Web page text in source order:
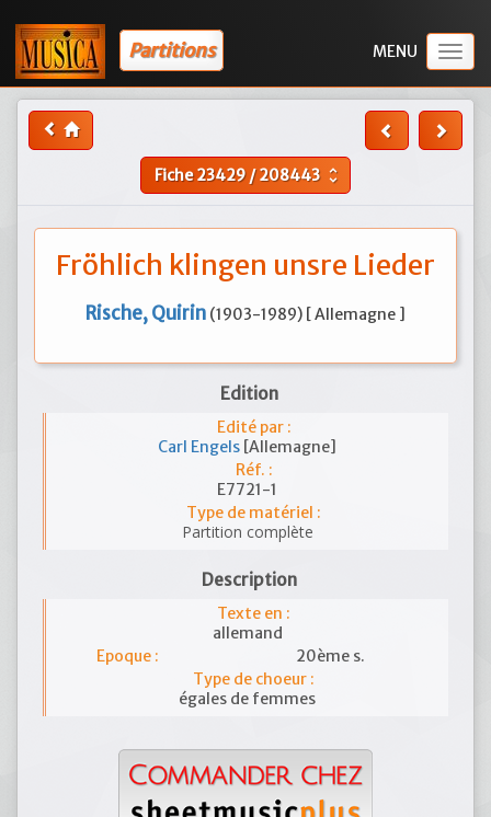
Partitions
Fiche23429/208443 unfold_more
Fröhlich klingen unsre Lieder
Rische, Quirin (1903-1989) [ Allemagne ]
Edition
Edité par :
Carl Engels [Allemagne]
Réf. :
E7721-1
Type de matériel :
Partition complète
Description
Texte en :
allemand
Epoque :
20ème s.
Type de choeur :
égales de femmes